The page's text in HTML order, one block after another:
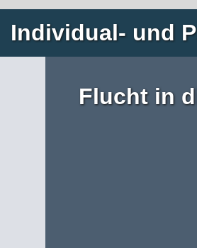
Individual- und
Flucht in